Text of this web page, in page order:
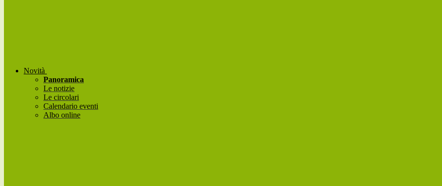
Novità
Panoramica
Le notizie
Le circolari
Calendario eventi
Albo online